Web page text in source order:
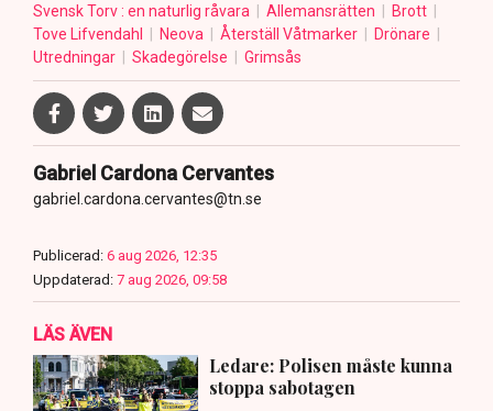
Svensk Torv : en naturlig råvara
Allemansrätten
Brott
Tove Lifvendahl
Neova Återställ Våtmarker
Drönare
Utredningar
Skadegörelse Grimsås
Gabriel Cardona Cervantes
gabriel.cardona.cervantes@tn.se
Publicerad: 6 aug 2026, 12:35
Uppdaterad: 7 aug 2026, 09:58
LÄS ÄVEN
Ledare: Polisen måste kunna
stoppa sabotagen